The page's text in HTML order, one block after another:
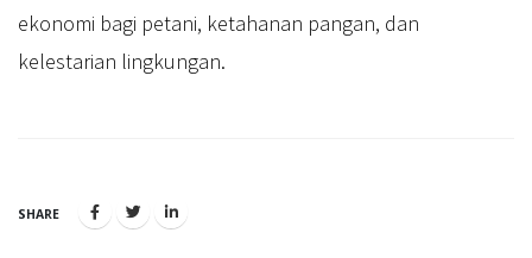
ekonomi bagi petani, ketahanan pangan, dan
kelestarian lingkungan.
SHARE